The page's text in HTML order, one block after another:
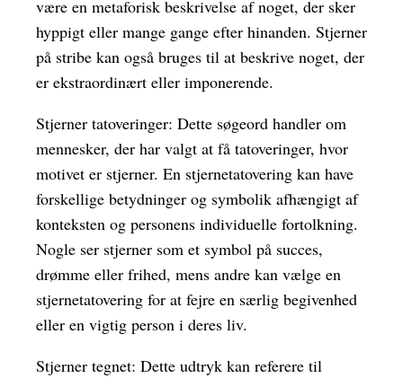
være en metaforisk beskrivelse af noget, der sker
hyppigt eller mange gange efter hinanden. Stjerner
på stribe kan også bruges til at beskrive noget, der
er ekstraordinært eller imponerende.
Stjerner tatoveringer: Dette søgeord handler om
mennesker, der har valgt at få tatoveringer, hvor
motivet er stjerner. En stjernetatovering kan have
forskellige betydninger og symbolik afhængigt af
konteksten og personens individuelle fortolkning.
Nogle ser stjerner som et symbol på succes,
drømme eller frihed, mens andre kan vælge en
stjernetatovering for at fejre en særlig begivenhed
eller en vigtig person i deres liv.
Stjerner tegnet: Dette udtryk kan referere til